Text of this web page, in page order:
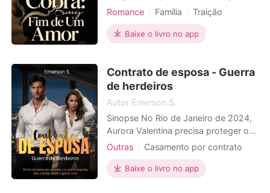
João Carlos. Até o dia em que a rara
de sua vida e resiliência, desapareceu
do Jardim Botânico. Mas o vazio do
que ele sentiria em casa. Foi um
pequeno brilh
Romance Família
Traição
Gravidez
Divórcio
Baixe o livro no app
Contrato de esposa - Guerra
de herdeiros
Autor Emerson S.
Sinopse No Rio de Janeiro de 2024,
Aurora Valentina precisa proteger o
império do pai. Dante Henrique
estratégico. Um acordo de fachada
une dois mundos opostos, mas
Outras
Casamento por contrato
CEO
Baixe o livro no app